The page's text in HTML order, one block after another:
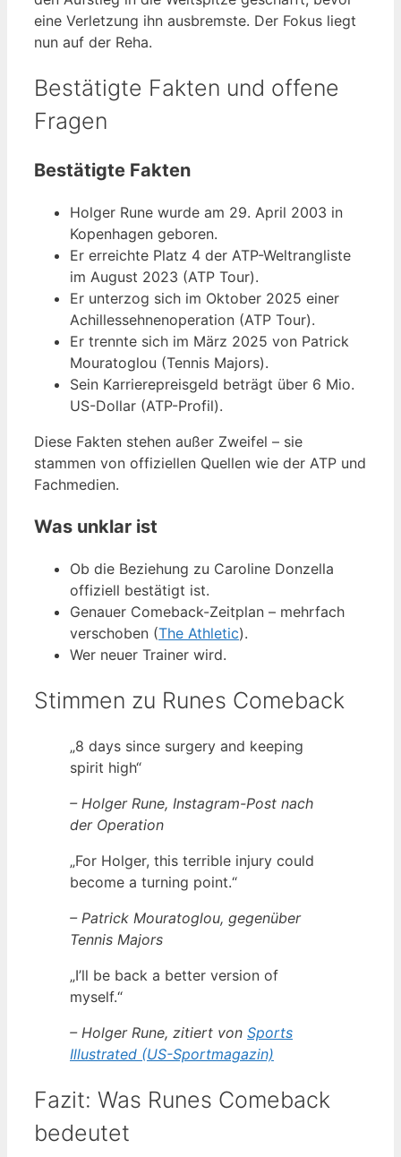
eine Verletzung ihn ausbremste. Der Fokus liegt
nun auf der Reha.
Bestätigte Fakten und offene
Fragen
Bestätigte Fakten
Holger Rune wurde am 29. April 2003 in
Kopenhagen geboren.
Er erreichte Platz 4 der ATP-Weltrangliste
im August 2023 (ATP Tour).
Er unterzog sich im Oktober 2025 einer
Achillessehnenoperation (ATP Tour).
Er trennte sich im März 2025 von Patrick
Mouratoglou (Tennis Majors).
Sein Karrierepreisgeld beträgt über 6 Mio.
US-Dollar (ATP-Profil).
Diese Fakten stehen außer Zweifel – sie
stammen von offiziellen Quellen wie der ATP und
Fachmedien.
Was unklar ist
Ob die Beziehung zu Caroline Donzella
offiziell bestätigt ist.
Genauer Comeback-Zeitplan – mehrfach
verschoben (The Athletic).
Wer neuer Trainer wird.
Stimmen zu Runes Comeback
„8 days since surgery and keeping
spirit high“
– Holger Rune, Instagram-Post nach
der Operation
„For Holger, this terrible injury could
become a turning point.“
– Patrick Mouratoglou, gegenüber
Tennis Majors
„I’ll be back a better version of
myself.“
– Holger Rune, zitiert von Sports
Illustrated (US-Sportmagazin)
Fazit: Was Runes Comeback
bedeutet